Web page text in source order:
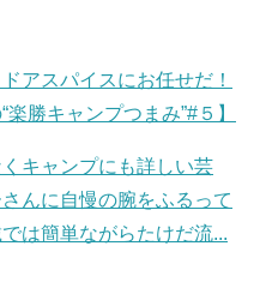
アスパイスにお任せだ！
楽勝キャンプつまみ”#５】
キャンプにも詳しい芸
んに自慢の腕をふるって
は簡単ながらたけだ流...